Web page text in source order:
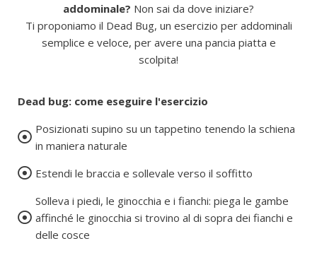
addominale? Non sai da dove iniziare?
Ti proponiamo il Dead Bug, un esercizio per addominali
semplice e veloce, per avere una pancia piatta e
scolpita!
Dead bug: come eseguire l'esercizio
Posizionati supino su un tappetino tenendo la schiena
in maniera naturale
Estendi le braccia e sollevale verso il soffitto
Solleva i piedi, le ginocchia e i fianchi: piega le gambe
affinché le ginocchia si trovino al di sopra dei fianchi e
delle cosce